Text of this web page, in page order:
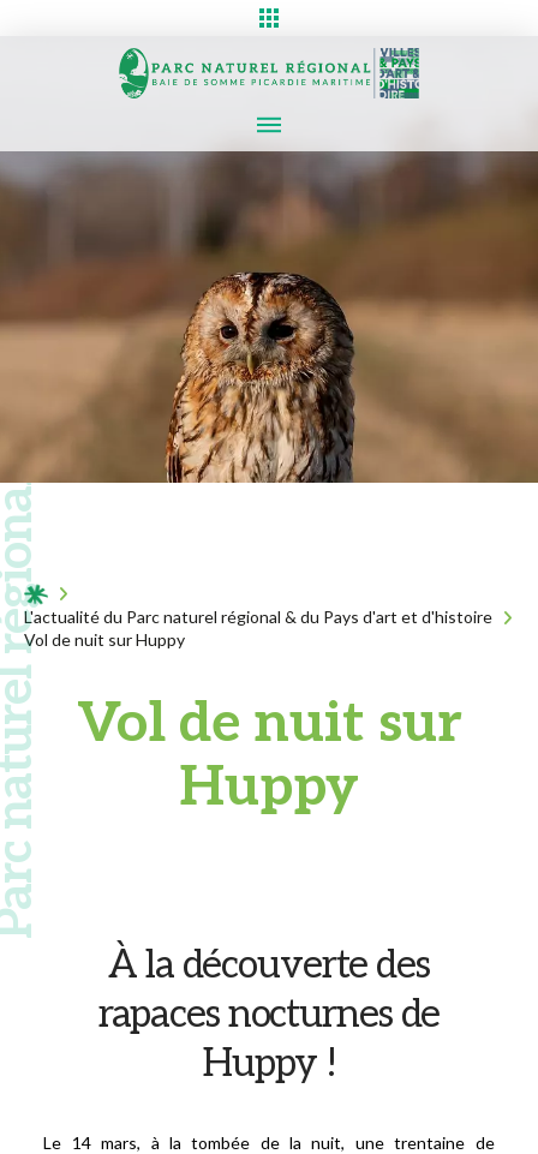
régional
Acceuil
L'actualité du Parc naturel régional & du Pays d'art et d'histoire
Vol de nuit sur Huppy
Vol de nuit sur
Huppy
À la découverte des
rapaces nocturnes de
Huppy !
Le 14 mars, à la tombée de la nuit, une trentaine de